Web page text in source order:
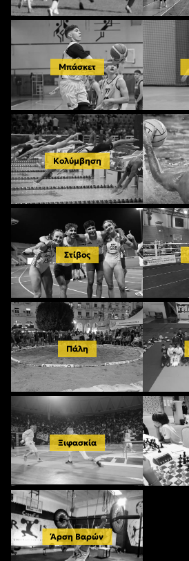
Μπάσκετ
Κολύμβηση
Στίβος
Πάλη
Ξιφασκία
Άρση Βαρών